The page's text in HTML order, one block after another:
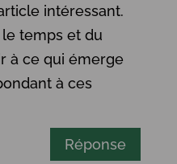
intéressant.
temps et du
à ce qui émerge
à ces
Réponse